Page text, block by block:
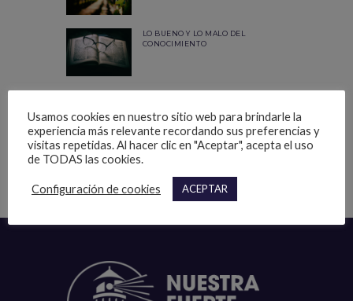
LO BUENO Y LO MALO DEL
CONOCIMIENTO
Usamos cookies en nuestro sitio web para brindarle la
experiencia más relevante recordando sus preferencias y
visitas repetidas. Al hacer clic en "Aceptar", acepta el uso
de TODAS las cookies.
Configuración de cookies ACEPTAR